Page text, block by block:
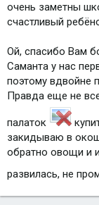
очень заметны
счастливый
Ой, спасибо Вам
Саманта у нас
поэтому вдвойне
Правда еще не
палаток
закидываю в
обратно овощи и
развилась, не